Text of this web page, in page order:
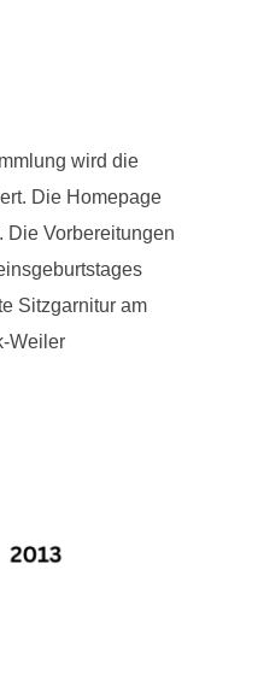
wird die
Die Homepage
Die Vorbereitungen
Sitzgarnitur am
Weiler